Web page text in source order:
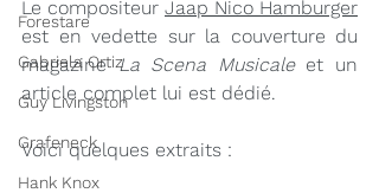
Forestare
Gabriela Ortiz
Guy Livingston
Grafeneck
Hank Knox
Le compositeur Jaap Nico Hamburger
est en vedette sur la couverture du
magazine La Scena Musicale et un
article complet lui est dédié.
Voici quelques extraits :